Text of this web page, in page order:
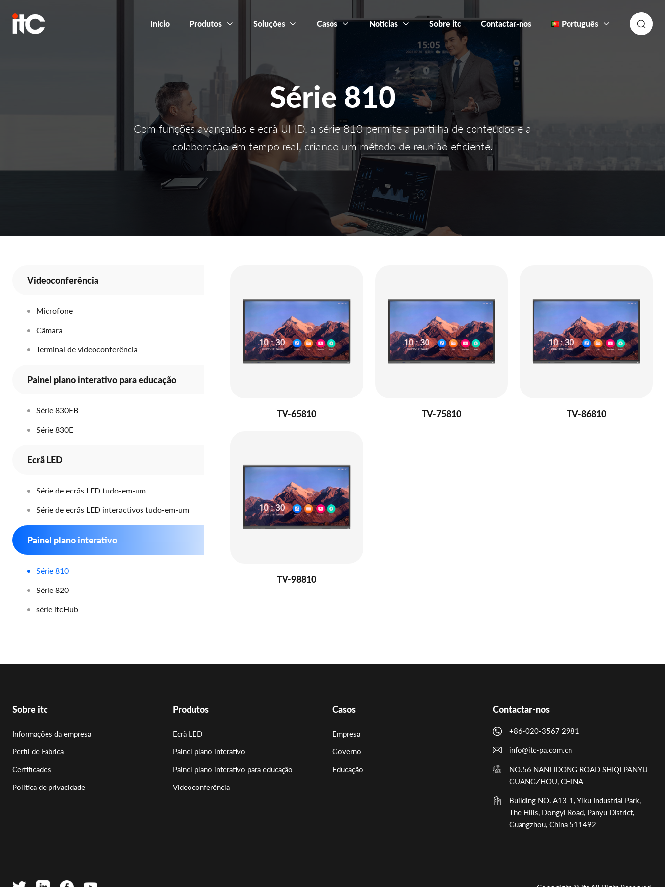
Início Produtos Soluções Casos Notícias Sobre itc Contactar-nos Português
Série 810
Com funções avançadas e ecrã UHD, a série 810 permite a partilha de conteúdos e a
colaboração em tempo real, criando um método de reunião eficiente.
Videoconferência
Microfone
Câmara
Terminal de videoconferência
Painel plano interativo para educação
Série 830EB
Série 830E
Ecrã LED
Série de ecrãs LED tudo-em-um
Série de ecrãs LED interactivos tudo-em-um
Painel plano interativo
Série 810
Série 820
série itcHub
TV-65810 TV-75810 TV-86810
TV-98810
Sobre itc
Informações da empresa
Perfil de Fábrica
Certificados
Política de privacidade
Produtos
Ecrã LED
Painel plano interativo
Painel plano interativo para educação
Videoconferência
Casos
Empresa
Governo
Educação
Contactar-nos
+86-020-3567 2981
info@itc-pa.com.cn
NO.56 NANLIDONG ROAD SHIQI PANYU
GUANGZHOU, CHINA
Building NO. A13-1, Yiku Industrial Park,
The Hills, Dongyi Road, Panyu District,
Guangzhou, China 511492